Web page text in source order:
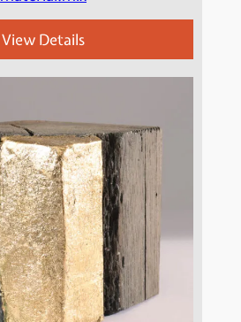
View Details